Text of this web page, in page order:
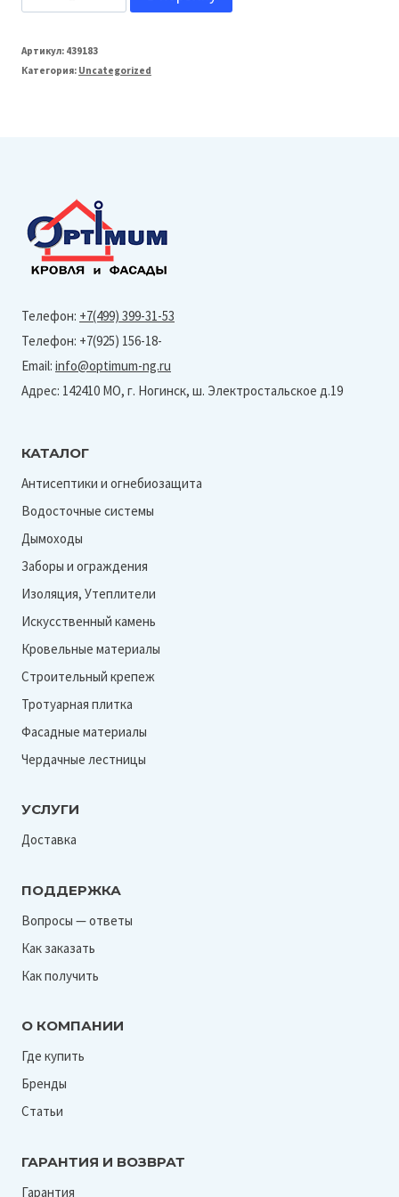
Grand
Line
дерево
Optima
100мм
(цинк))
Артикул: 439183
Категория: Uncategorized
Телефон: +7(499) 399-31-53
Телефон: +7(925) 156-18-
Email: info@optimum-ng.ru
Адрес: 142410 МО, г. Ногинск, ш. Электростальское д.19
КАТАЛОГ
Антисептики и огнебиозащита
Водосточные системы
Дымоходы
Заборы и ограждения
Изоляция, Утеплители
Искусственный камень
Кровельные материалы
Строительный крепеж
Тротуарная плитка
Фасадные материалы
Чердачные лестницы
УСЛУГИ
Доставка
ПОДДЕРЖКА
Вопросы — ответы
Как заказать
Как получить
О КОМПАНИИ
Где купить
Бренды
Статьи
ГАРАНТИЯ И ВОЗВРАТ
Гарантия